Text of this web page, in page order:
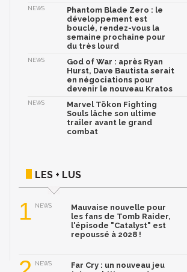
NEWS
Phantom Blade Zero : le
développement est
bouclé, rendez-vous la
semaine prochaine pour
du très lourd
NEWS
God of War : après Ryan
Hurst, Dave Bautista serait
en négociations pour
devenir le nouveau Kratos
NEWS
Marvel Tōkon Fighting
Souls lâche son ultime
trailer avant le grand
combat
LES + LUS
1 NEWS
Mauvaise nouvelle pour
les fans de Tomb Raider,
l'épisode "Catalyst" est
repoussé à 2028 !
NEWS
Far Cry : un nouveau jeu